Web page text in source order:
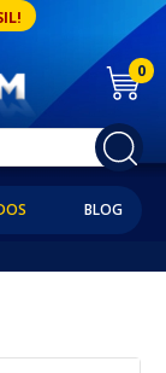
0
BLOG